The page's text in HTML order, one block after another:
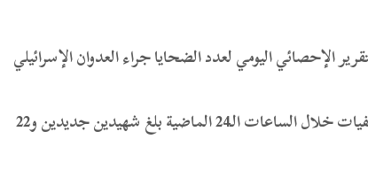
الإحصائي اليومي لعدد الضحايا جراء العدوان الإسرائيلي
وذكرت الوزارة بأن إجمالي من وصلوا إلى المستشفيات خلال الساعات الـ24 الماضية بلغ شهيدين جديدين و22